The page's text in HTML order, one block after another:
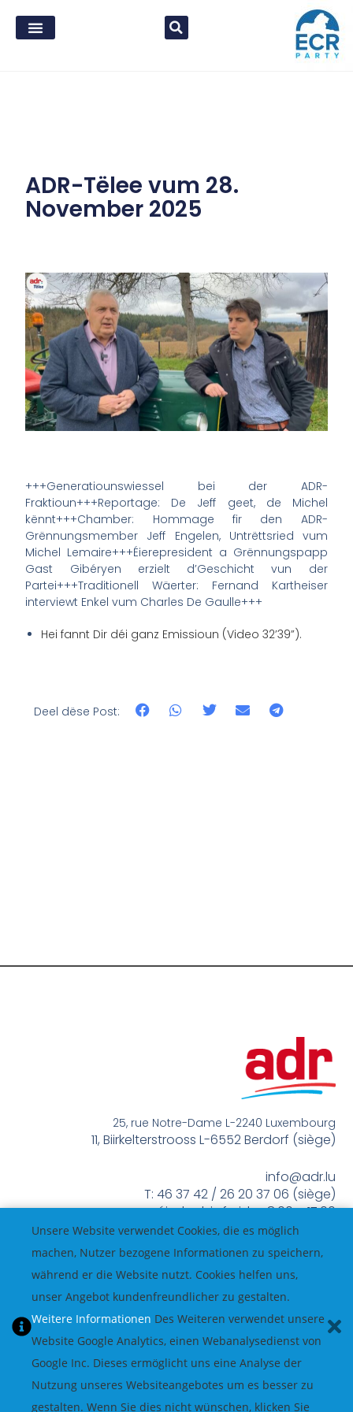
ADR-Tëlee vum 28.
November 2025
+++Generatiounswiessel bei der ADR-
Fraktioun+++Reportage: De Jeff geet, de Michel
kënnt+++Chamber: Hommage fir den ADR-
Grënnungsmember Jeff Engelen, Untrëttsried vum
Michel Lemaire+++Éierepresident a Grënnungspapp
Gast Gibéryen erzielt d’Geschicht vun der
Partei+++Traditionell Wäerter: Fernand Kartheiser
interviewt Enkel vum Charles De Gaulle+++
Hei fannt Dir déi ganz Emissioun (Video 32’39”).
Deel dëse Post:
25, rue Notre-Dame L-2240 Luxembourg
11, Biirkelterstrooss L-6552 Berdorf (siège)
info@adr.lu
T: 46 37 42 / 26 20 37 06 (siège)
méindes bis freides 8:00 – 17:00
Unsere Website verwendet Cookies, die es möglich
machen, Nutzer bezogene Informationen zu speichern,
während er die Website nutzt. Cookies helfen uns,
unser Angebot kundenfreundlicher zu gestalten.
Weitere Informationen Des Weiteren verwendet unsere
Website Google Analytics, einen Webanalysedienst von
Google Inc. Dieses ermöglicht uns eine Analyse der
Nutzung unseres Websiteangebotes um es besser zu
gestalten. Wenn Sie dies nicht wünschen, klicken Sie